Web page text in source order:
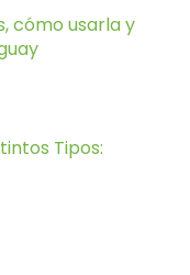
cómo usarla y
Tipos: